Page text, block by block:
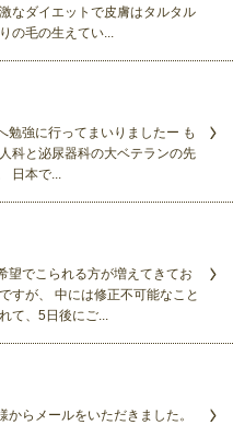
なダイエットで皮膚はタルタル
の毛の生えてい...
勉強に行ってまいりましたー も
科と泌尿器科の大ベテランの先
日本で...
望でこられる方が増えてきてお
すが、 中には修正不可能なこと
て、5日後にご...
らメールをいただきました。